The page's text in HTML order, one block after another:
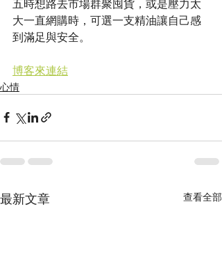
五時想路去市場群聚囤貨，或是壓力太
大一直網購時，可選一支精油讓自己感
到滿足與安全。
博客來連結
心情
最新文章 查看全部